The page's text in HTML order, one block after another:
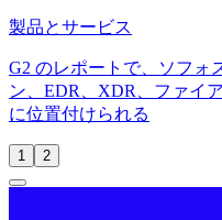
製品とサービス
G2 のレポートで、ソフォ
ン、EDR、XDR、ファイ
に位置付けられる
1 2